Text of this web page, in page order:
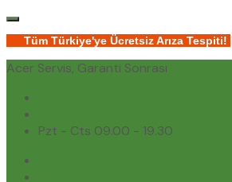
Tüm Türkiye'ye Ücretsiz Arıza Tespiti!
Acer Servis, Garanti Sonrası
Pzt - Cts 09.00 - 19.30